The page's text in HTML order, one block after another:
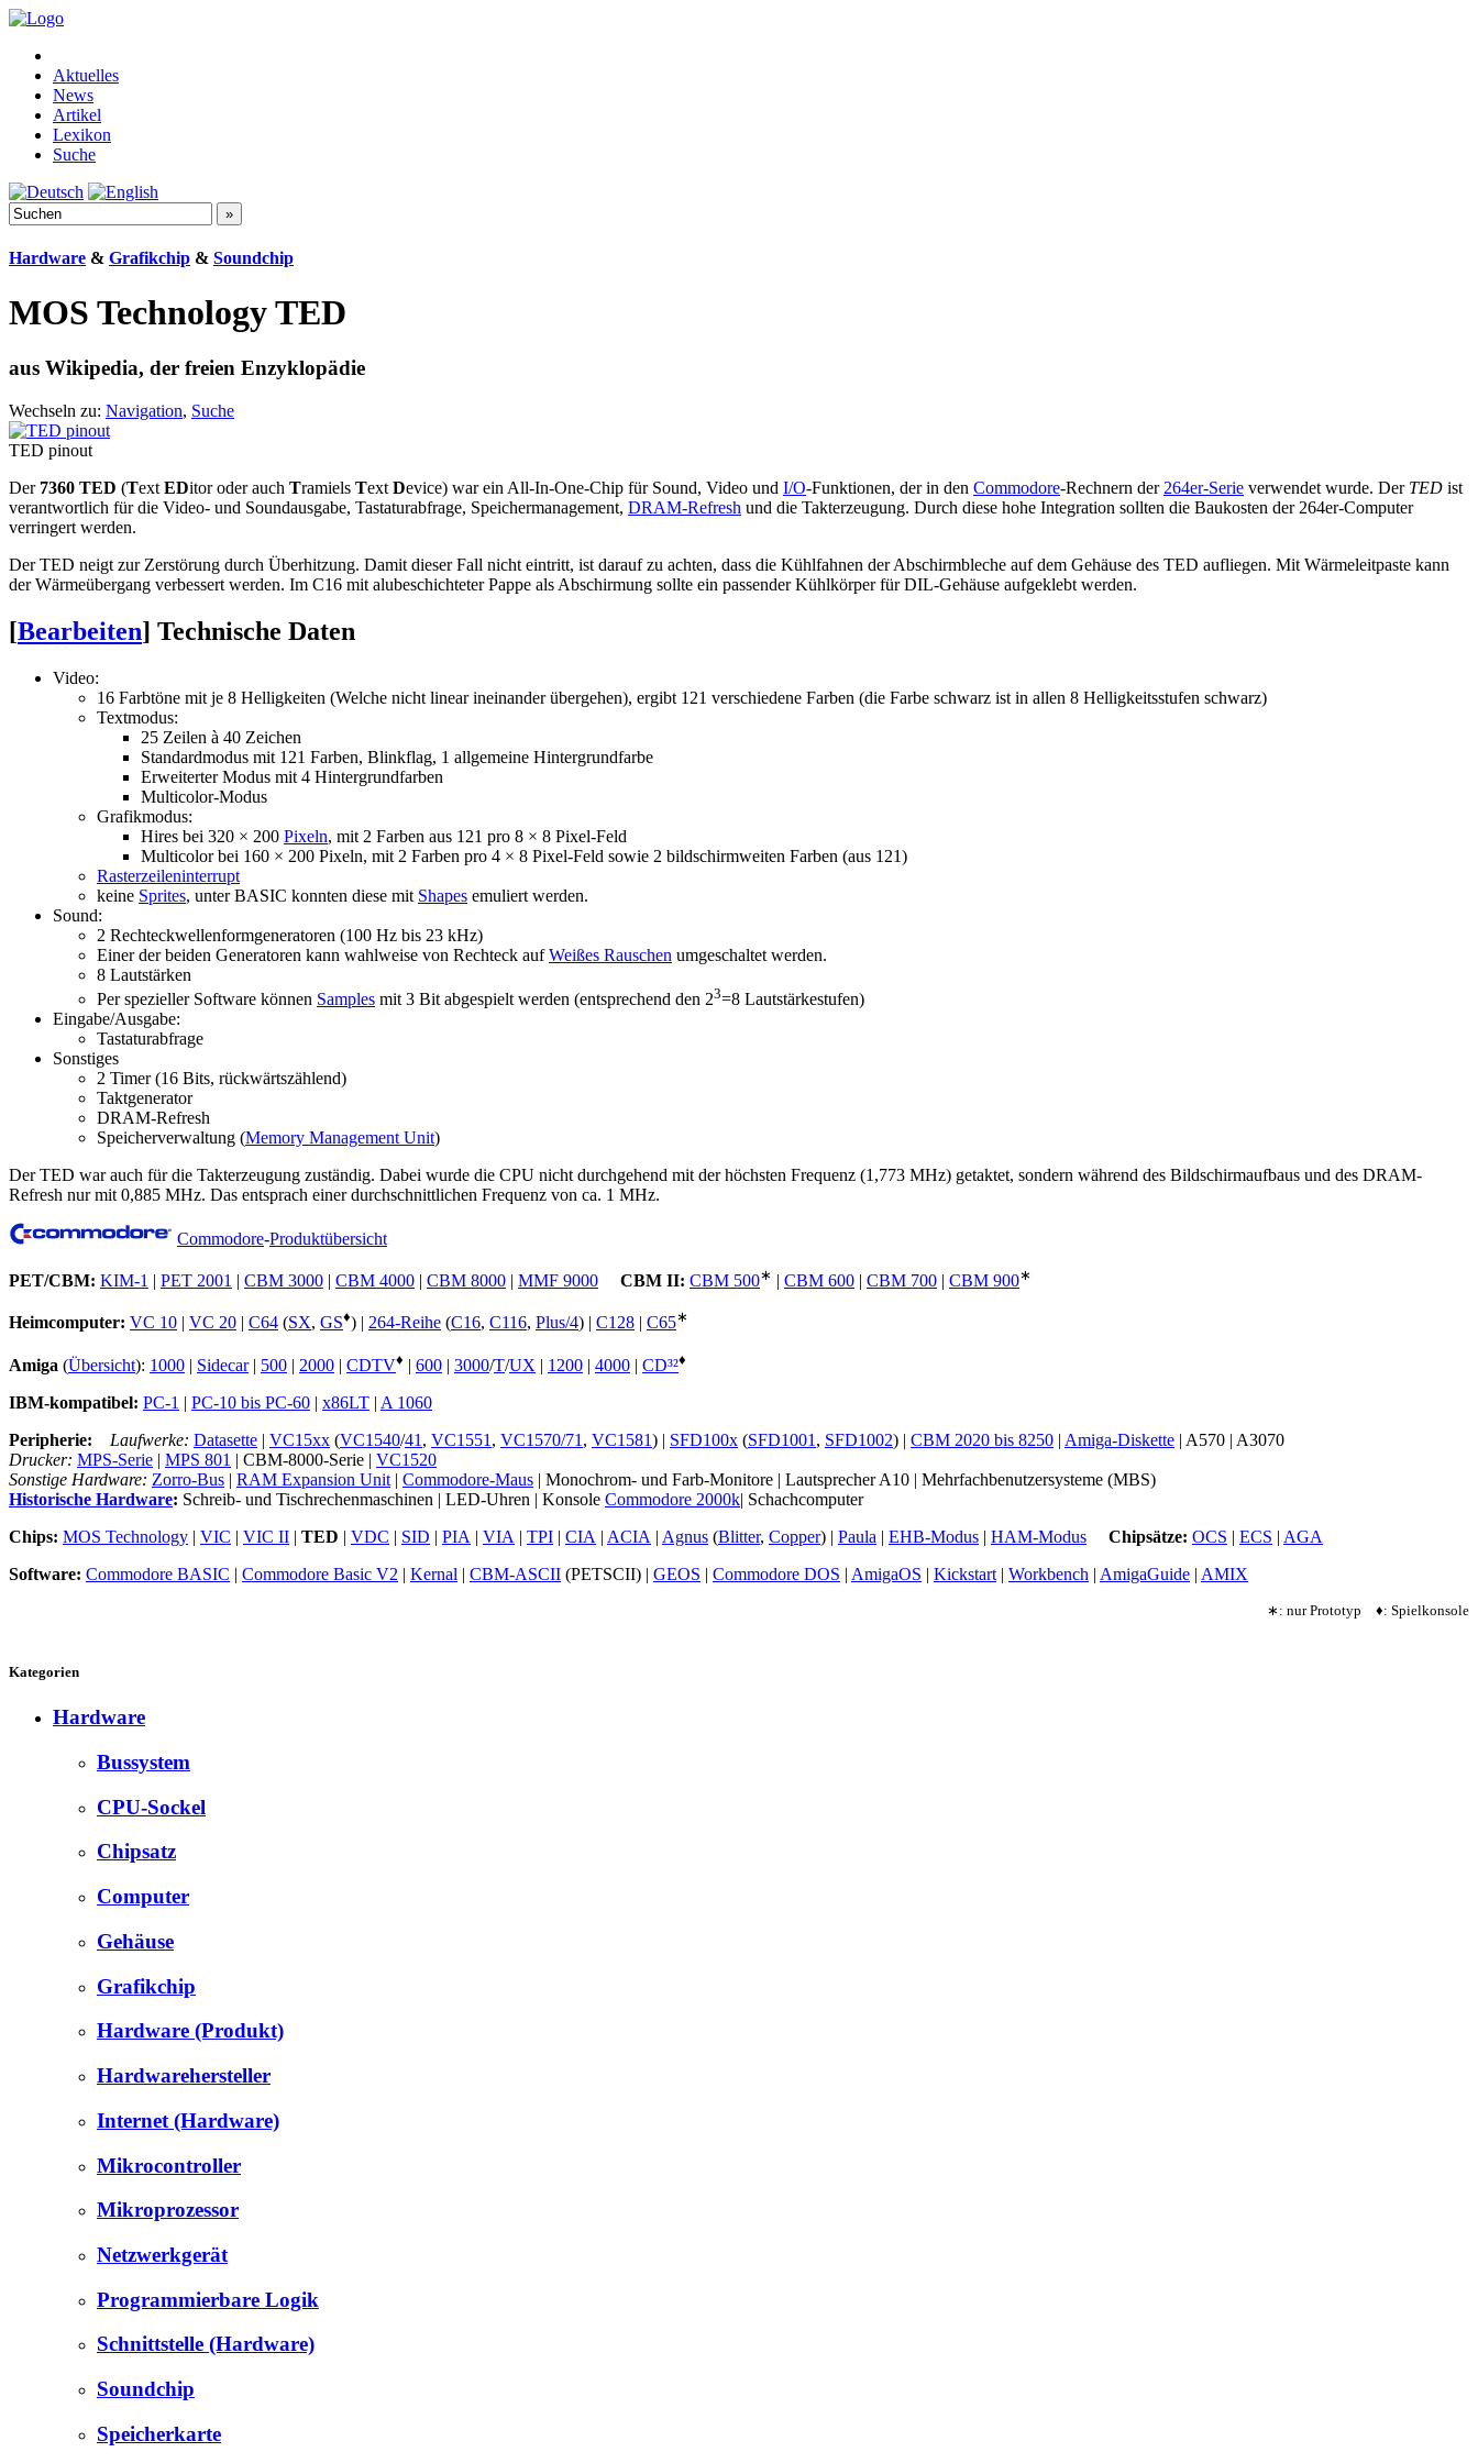
Aktuelles
News
Artikel
Lexikon
Suche
Hardware & Grafikchip & Soundchip
MOS Technology TED
aus Wikipedia, der freien Enzyklopädie
Wechseln zu: Navigation, Suche
TED pinout
Der 7360 TED (Text EDitor oder auch Tramiels Text Device) war ein All-In-One-Chip für Sound, Video und I/O-Funktionen, der in den Commodore-Rechnern der 264er-Serie verwendet wurde. Der TED ist
verantwortlich für die Video- und Soundausgabe, Tastaturabfrage, Speichermanagement, DRAM-Refresh und die Takterzeugung. Durch diese hohe Integration sollten die Baukosten der 264er-Computer
verringert werden.
Der TED neigt zur Zerstörung durch Überhitzung. Damit dieser Fall nicht eintritt, ist darauf zu achten, dass die Kühlfahnen der Abschirmbleche auf dem Gehäuse des TED aufliegen. Mit Wärmeleitpaste kann
der Wärmeübergang verbessert werden. Im C16 mit alubeschichteter Pappe als Abschirmung sollte ein passender Kühlkörper für DIL-Gehäuse aufgeklebt werden.
[Bearbeiten] Technische Daten
Video:
16 Farbtöne mit je 8 Helligkeiten (Welche nicht linear ineinander übergehen), ergibt 121 verschiedene Farben (die Farbe schwarz ist in allen 8 Helligkeitsstufen schwarz)
Textmodus:
25 Zeilen à 40 Zeichen
Standardmodus mit 121 Farben, Blinkflag, 1 allgemeine Hintergrundfarbe
Erweiterter Modus mit 4 Hintergrundfarben
Multicolor-Modus
Grafikmodus:
Hires bei 320 × 200 Pixeln, mit 2 Farben aus 121 pro 8 × 8 Pixel-Feld
Multicolor bei 160 × 200 Pixeln, mit 2 Farben pro 4 × 8 Pixel-Feld sowie 2 bildschirmweiten Farben (aus 121)
Rasterzeileninterrupt
keine Sprites, unter BASIC konnten diese mit Shapes emuliert werden.
Sound:
2 Rechteckwellenformgeneratoren (100 Hz bis 23 kHz)
Einer der beiden Generatoren kann wahlweise von Rechteck aufWeißes Rauschen umgeschaltet werden.
8 Lautstärken
Per spezieller Software können Samples mit 3 Bit abgespielt werden (entsprechend den 23=8 Lautstärkestufen)
Eingabe/Ausgabe:
Tastaturabfrage
Sonstiges
2 Timer (16 Bits, rückwärtszählend)
Taktgenerator
DRAM-Refresh
Speicherverwaltung (Memory Management Unit)
Der TED war auch für die Takterzeugung zuständig. Dabei wurde die CPU nicht durchgehend mit der höchsten Frequenz (1,773 MHz) getaktet, sondern während des Bildschirmaufbaus und des DRAM-
Refresh nur mit 0,885 MHz. Das entsprach einer durchschnittlichen Frequenz von ca. 1 MHz.
Commodore-Produktübersicht
PET/CBM: KIM-1 | PET 2001 | CBM 3000 | CBM 4000 | CBM 8000 | MMF 9000 CBM II: CBM 500∗ | CBM 600 | CBM 700 | CBM 900∗
Heimcomputer: VC 10 VC 20 C64 (SX, GS♦) | 264-Reihe (C16, C116, Plus/4) | C128 C65∗
Amiga (Übersicht): 1000 | Sidecar| 500 | 2000 | CDTV♦ | 600 | 3000/T/UX | 1200 | 4000 | CD³²♦
IBM-kompatibel: PC-1 | PC-10 bis PC-60 | x86LT | A 1060
Peripherie:
Laufwerke: Datasette | VC15xx (VC1540/41 , VC1551 , VC1570/71 , VC1581) | SFD100x (SFD1001 , SFD1002) | CBM 2020 bis 8250 | Amiga-Diskette | A570 | A3070
Drucker: MPS-Serie | MPS 801 | CBM-8000-Serie | VC1520
Sonstige Hardware: Zorro-Bus | RAM Expansion Unit | Commodore-Maus | Monochrom- und Farb-Monitore | Lautsprecher A10 | Mehrfachbenutzersysteme (MBS)
Historische Hardware: Schreib- und Tischrechenmaschinen | LED-Uhren | Konsole Commodore 2000k| Schachcomputer
Chips: MOS Technology | VIC | VIC II | TED | VDC | SID | PIA | VIA | TPI | CIA | ACIA | Agnus (Blitter, Copper) | Paula | EHB-Modus | HAM-Modus Chipsätze: OCS | ECS | AGA
Software: Commodore BASIC | Commodore Basic V2 | Kernal | CBM-ASCII (PETSCII) | GEOS | Commodore DOS | AmigaOS | Kickstart | Workbench | AmigaGuide | AMIX
∗: nur Prototyp ♦: Spielkonsole
Kategorien
Hardware
Bussystem
CPU-Sockel
Chipsatz
Computer
Gehäuse
Grafikchip
Hardware (Produkt)
Hardwarehersteller
Internet (Hardware)
Mikrocontroller
Mikroprozessor
Netzwerkgerät
Programmierbare Logik
Schnittstelle (Hardware)
Soundchip
Speicherkarte